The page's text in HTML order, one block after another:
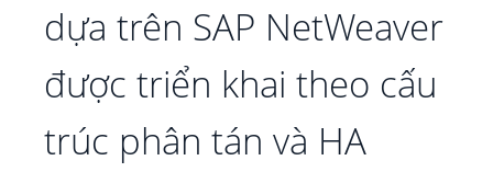
dựa trên SAP NetWeaver
được triển khai theo cấu
trúc phân tán và HA